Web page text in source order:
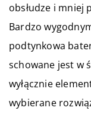
obsłudze i mniej
Bardzo
podtynkowa
schowane jest w
wyłącznie
wybierane